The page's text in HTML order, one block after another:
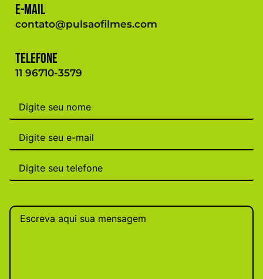
E-mail
contato@pulsaofilmes.com
Telefone
11 96710-3579